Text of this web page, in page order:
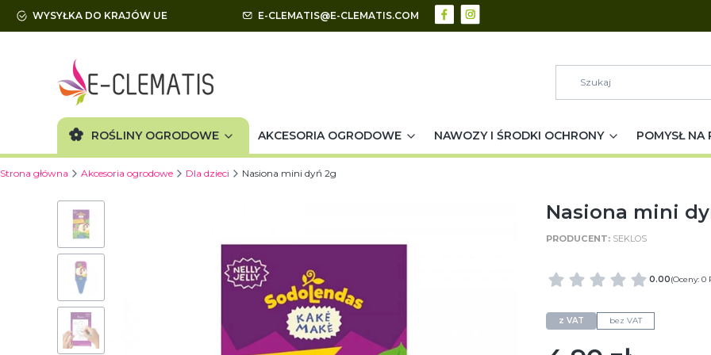
WYSYŁKA DO KRAJÓW UE E-CLEMATIS@E-CLEMATIS.COM
ROŚLINY OGRODOWE AKCESORIA OGRODOWE NAWOZY I ŚRODKI OCHRONY POMYSŁ NA
Strona główna Akcesoria ogrodowe Dla dzieci Nasiona mini dyń 2g
Nasiona mini
SEKLOS
0.00(Oceny: 0
z VAT bez VAT